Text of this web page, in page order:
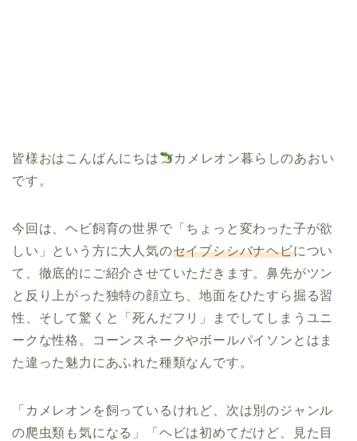
皆様おはこんばんにちは
カメレオン暮らしのあおい
です。
今回は、ヘビ飼育の世界で「ちょっと変わった子が欲
しい」という方に大人気のセイブシシバナヘビについ
て、徹底的にご紹介させていただきます。鼻先がツン
と反り上がった独特の顔立ち、地面をひたすら掘る習
性、そして驚くと「死んだフリ」までしてしまうユニ
ークな性格。コーンスネークやボールパイソンとはま
た違った魅力にあふれた種類なんです。
「カメレオンを飼っているけれど、次は別のジャンル
の爬虫類も気になる」「ヘビは初めてだけど、見た目